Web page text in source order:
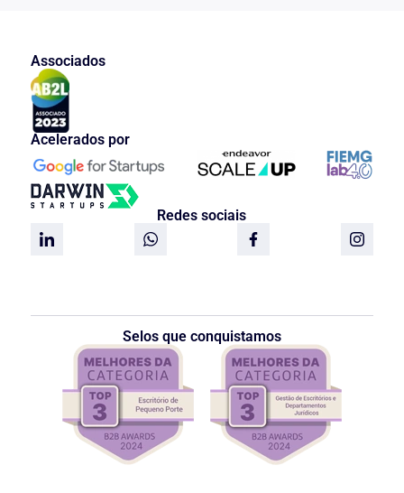
Associados
Acelerados por
Redes sociais
Selos que conquistamos